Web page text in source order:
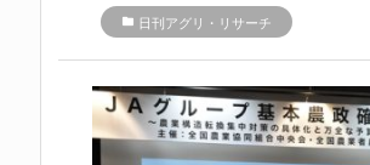
folder 日刊アグリ・リサーチ